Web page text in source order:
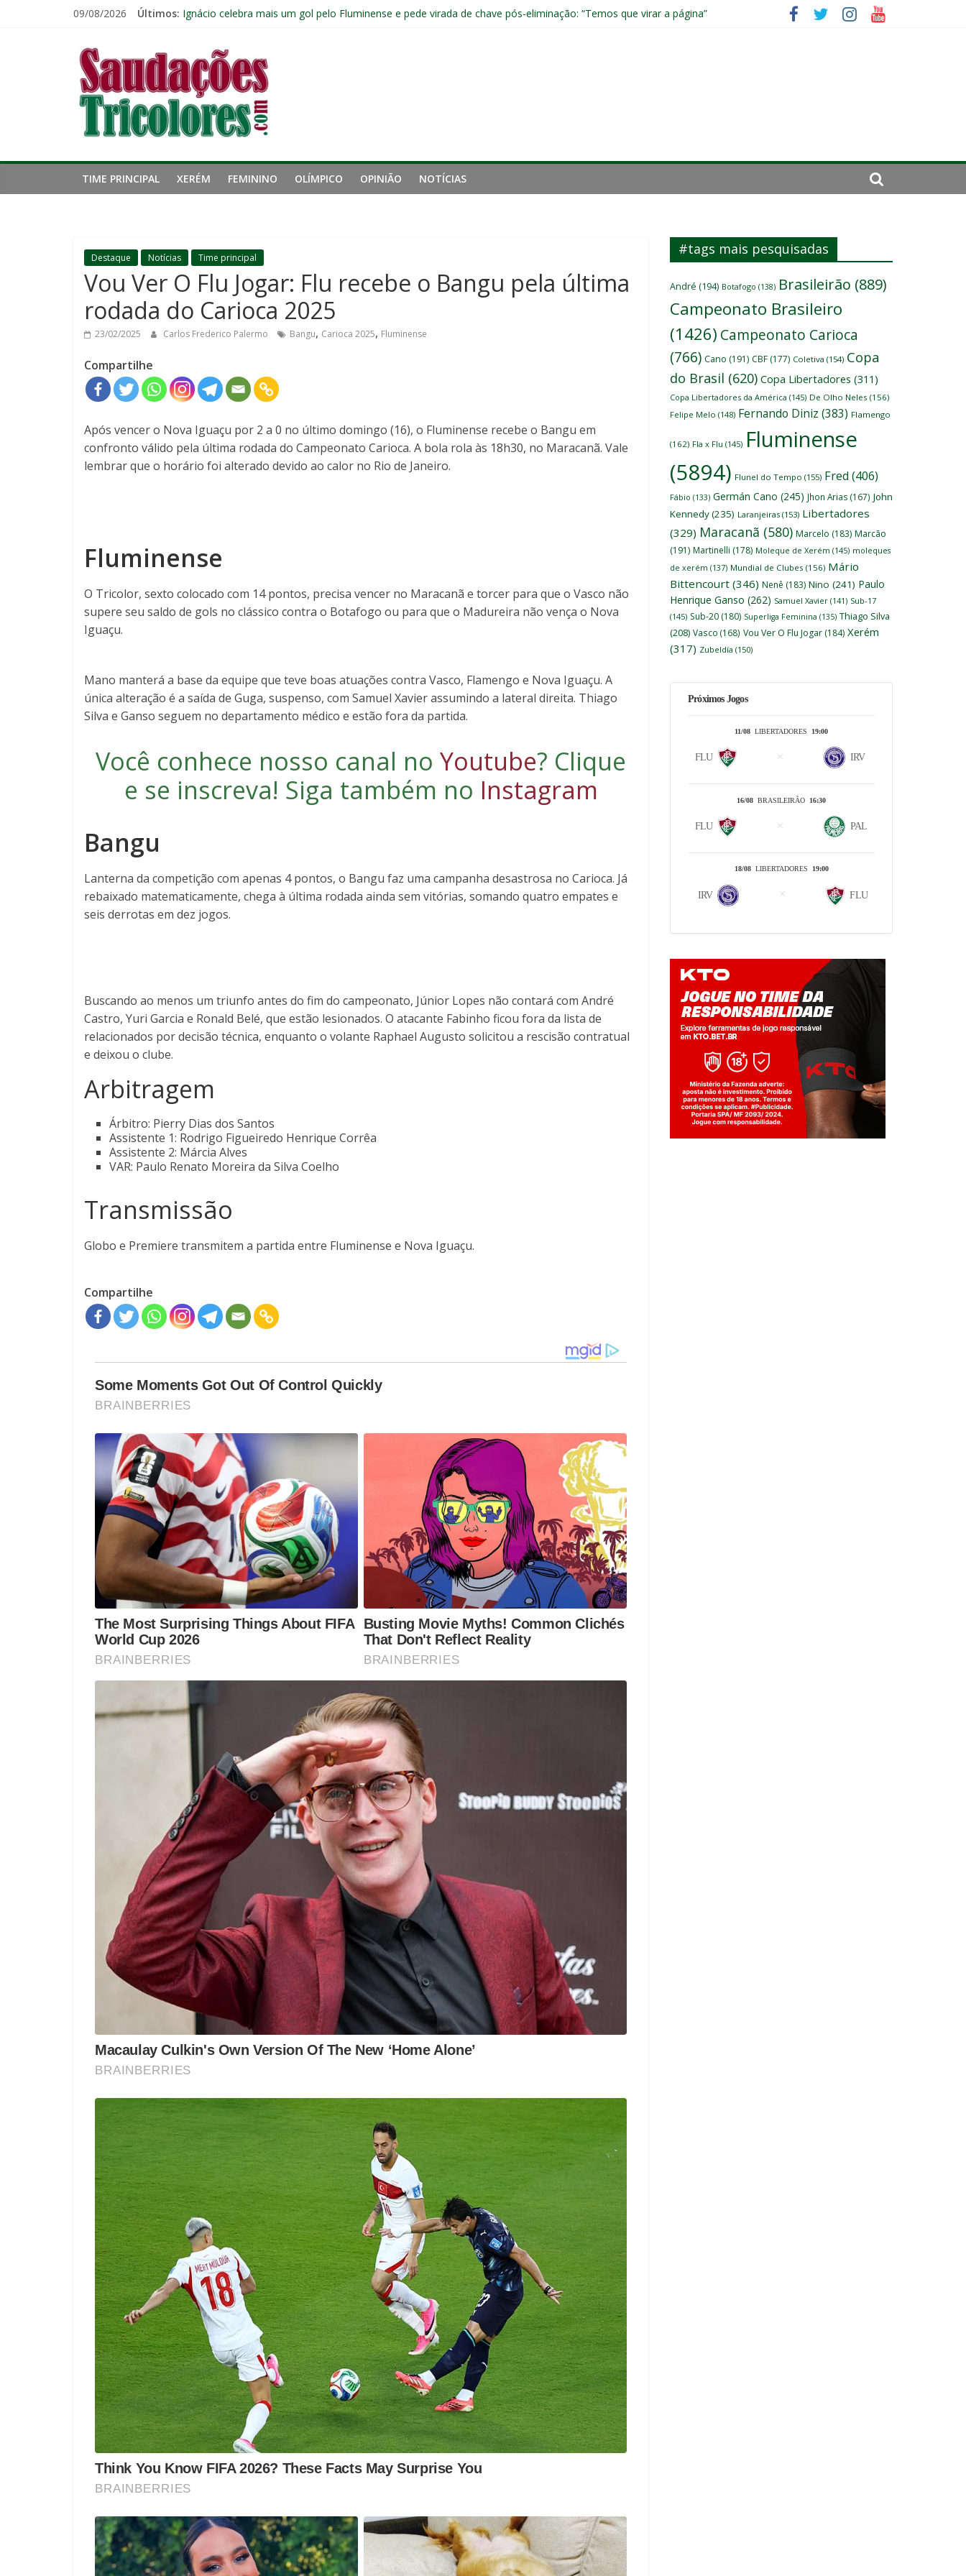
09/08/2026 Últimos: Ignácio celebra mais um gol pelo Fluminense e pede virada de chave pós-eliminação: “Temos que virar a página”
Zubeldía vê boa atuação do Fluminense contra o Botafogo e mira decisão: “Terça-feira é o mais importante”
Com os reservas, Fluminense empata com o Botafogo no Nilton Santos
Saudações
Tricolores
TIME PRINCIPAL XERÉM FEMININO OLÍMPICO OPINIÃO NOTÍCIAS
Destaque Notícias Time principal
Vou Ver O Flu Jogar: Flu recebe o Bangu pela última
rodada do Carioca 2025
23/02/2025 Carlos Frederico Palermo Bangu, Carioca 2025, Fluminense
Compartilhe
Após vencer o Nova Iguaçu por 2 a 0 no último domingo (16), o Fluminense recebe o Bangu em
confronto válido pela última rodada do Campeonato Carioca. A bola rola às 18h30, no Maracanã. Vale
lembrar que o horário foi alterado devido ao calor no Rio de Janeiro.
Fluminense
O Tricolor, sexto colocado com 14 pontos, precisa vencer no Maracanã e torcer para que o Vasco não
supere seu saldo de gols no clássico contra o Botafogo ou para que o Madureira não vença o Nova
Iguaçu.
Mano manterá a base da equipe que teve boas atuações contra Vasco, Flamengo e Nova Iguaçu. A
única alteração é a saída de Guga, suspenso, com Samuel Xavier assumindo a lateral direita. Thiago
Silva e Ganso seguem no departamento médico e estão fora da partida.
Você conhece nosso canal no Youtube? Clique
e se inscreva! Siga também no Instagram
Bangu
Lanterna da competição com apenas 4 pontos, o Bangu faz uma campanha desastrosa no Carioca. Já
rebaixado matematicamente, chega à última rodada ainda sem vitórias, somando quatro empates e
seis derrotas em dez jogos.
Buscando ao menos um triunfo antes do fim do campeonato, Júnior Lopes não contará com André
Castro, Yuri Garcia e Ronald Belé, que estão lesionados. O atacante Fabinho ficou fora da lista de
relacionados por decisão técnica, enquanto o volante Raphael Augusto solicitou a rescisão contratual
e deixou o clube.
Arbitragem
Árbitro: Pierry Dias dos Santos
Assistente 1: Rodrigo Figueiredo Henrique Corrêa
Assistente 2: Márcia Alves
VAR: Paulo Renato Moreira da Silva Coelho
Transmissão
Globo e Premiere transmitem a partida entre Fluminense e Nova Iguaçu.
Compartilhe
#tags mais pesquisadas
André (194) Botafogo (138) Brasileirão (889)
Campeonato Brasileiro
(1426) Campeonato Carioca
(766) Cano (191) CBF (177) Coletiva (154) Copa
do Brasil (620) Copa Libertadores (311)
Copa Libertadores da América (145) De Olho Neles (156)
Felipe Melo (148) Fernando Diniz (383) Flamengo
(162) Fla x Flu (145) Fluminense
(5894) Flunel do Tempo (155) Fred (406)
Fábio (133) Germán Cano (245) Jhon Arias (167) John
Kennedy(235) Laranjeiras (153) Libertadores
(329) Maracanã (580) Marcelo (183) Marcão
(191) Martinelli (178) Moleque de Xerém (145) moleques
de xerém (137) Mundial de Clubes (156) Mário
Bittencourt (346) Nenê (183) Nino (241) Paulo
Henrique Ganso (262) Samuel Xavier (141) Sub-17
(145) Sub-20 (180) Superliga Feminina (135) Thiago Silva
(208) Vasco (168) Vou Ver O Flu Jogar (184) Xerém
(317) Zubeldía (150)
Próximos Jogos
11/08 LIBERTADORES 19:00
FLU IRV
16/08 BRASILEIRÃO 16:30
FLU PAL
18/08LIBERTADORES 19:00
IRV FLU
Jogue com responsabilidade. 18+